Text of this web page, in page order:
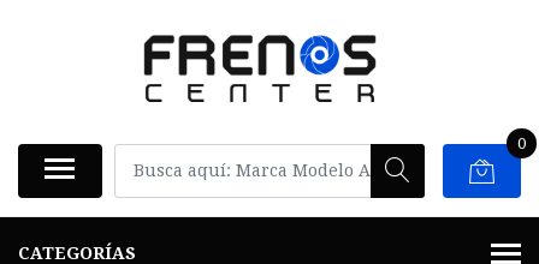
0
CATEGORÍAS